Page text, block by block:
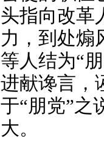
头指向改革
力，到处煽
等人结为“
进献谗言，
于“朋党”之
大。